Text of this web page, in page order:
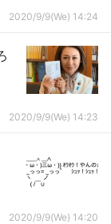
2020/9/9(We) 14:24
2020/9/9(We) 14:23
2020/9/9(We) 14:20